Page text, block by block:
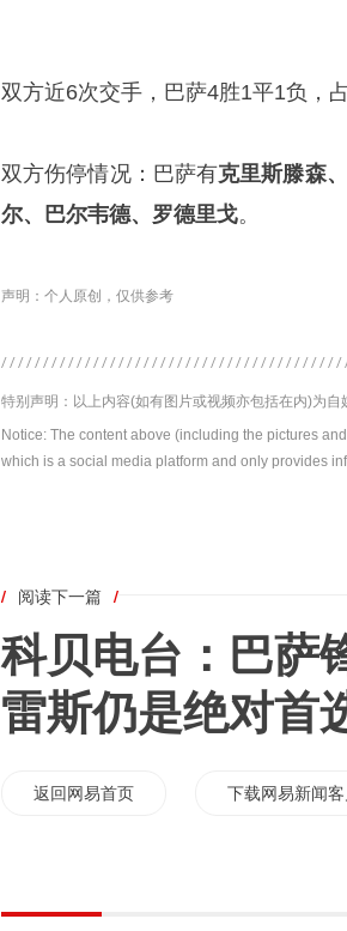
双方近6次交手，巴萨4胜1平1负，
双方伤停情况：巴萨有克里斯滕森
尔、巴尔韦德、罗德里戈。
声明：个人原创，仅供参考
特别声明：以上内容(如有图片或视频亦包括在内)为自
Notice: The content above (including the pictures
which is a social media platform and only provides
/ 阅读下一篇 /
科贝电台：巴萨
雷斯仍是绝对首
返回网易首页 下载网易新闻